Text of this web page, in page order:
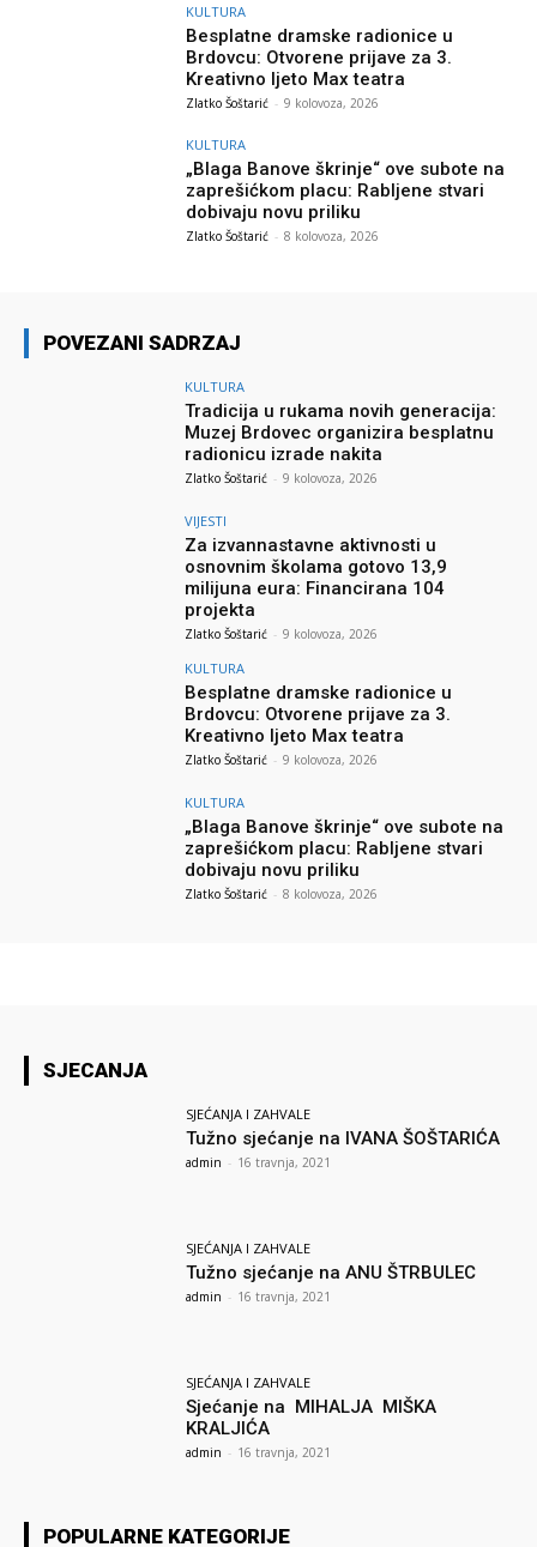
KULTURA
Besplatne dramske radionice u
Brdovcu: Otvorene prijave za 3.
Kreativno ljeto Max teatra
Zlatko Šoštarić - 9 kolovoza, 2026
KULTURA
„Blaga Banove škrinje“ ove subote na
zaprešićkom placu: Rabljene stvari
dobivaju novu priliku
Zlatko Šoštarić - 8 kolovoza, 2026
POVEZANI SADRZAJ
KULTURA
Tradicija u rukama novih generacija:
Muzej Brdovec organizira besplatnu
radionicu izrade nakita
Zlatko Šoštarić - 9 kolovoza, 2026
VIJESTI
Za izvannastavne aktivnosti u
osnovnim školama gotovo 13,9
milijuna eura: Financirana 104
projekta
Zlatko Šoštarić - 9 kolovoza, 2026
KULTURA
Besplatne dramske radionice u
Brdovcu: Otvorene prijave za 3.
Kreativno ljeto Max teatra
Zlatko Šoštarić - 9 kolovoza, 2026
KULTURA
„Blaga Banove škrinje“ ove subote na
zaprešićkom placu: Rabljene stvari
dobivaju novu priliku
Zlatko Šoštarić - 8 kolovoza, 2026
SJECANJA
SJEĆANJA I ZAHVALE
Tužno sjećanje na IVANA ŠOŠTARIĆA
admin - 16 travnja, 2021
SJEĆANJA I ZAHVALE
Tužno sjećanje na ANU ŠTRBULEC
admin - 16 travnja, 2021
SJEĆANJA I ZAHVALE
Sjećanje na MIHALJA MIŠKA
KRALJIĆA
admin - 16 travnja, 2021
POPULARNE KATEGORIJE